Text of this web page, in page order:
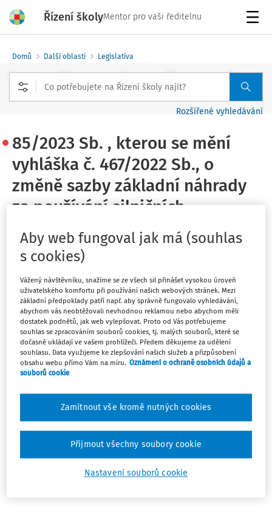
Řízení školyMentor pro vaši ředitelnu
Domů Další oblasti Legislativa
Rozšířené vyhledávání
85/2023 Sb. , kterou se mění
vyhláška č. 467/2022 Sb., o
změně sazby základní náhrady
za používání silničních
motorových vozidel a stravného
a o stanovení průměrné ceny
pohonných hmot pro účely
poskytování cestovních náhrad
pro rok 2023
Schválený:28.03.2023
Platný od :01.04.2023
Zrušený
01.01.2024
Paragrafové znění
Hledat v textu předpisu
Aby web fungoval jak má (souhlas
s cookies)
Vážený návštěvníku, snažíme se ze všech sil přinášet vysokou úroveň
uživatelského komfortu při používání našich webových stránek. Mezi
základní předpoklady patří např. aby správně fungovalo vyhledávání,
abychom vás neobtěžovali nevhodnou reklamou nebo abychom měli
dostatek podnětů, jak web vylepšovat. Proto od Vás potřebujeme
souhlas se zpracováním souborů cookies, tj. malých souborů, které se
dočasně ukládají ve vašem prohlížeči. Předem děkujeme za udělení
souhlasu. Data využijeme ke zlepšování našich služeb a přizpůsobení
obsahu webu přímo Vám na míru. Oznámení o ochraně osobních údajů a
souborů cookie
Nastavení souborů cookie
Zamítnout vše kromě nutných cookies
Přijmout všechny soubory cookie